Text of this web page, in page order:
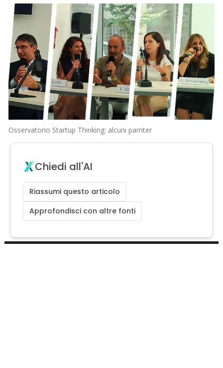
Osservatorio Startup Thinking: alcuni parnter
Chiedi all'AI
Riassumi questo articolo
Approfondisci con altre fonti